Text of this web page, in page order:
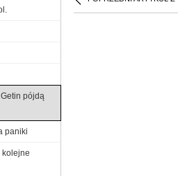
pójdą
paniki
kolejne